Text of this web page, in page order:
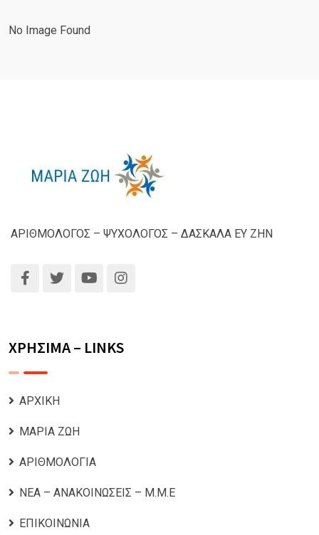
No Image Found
ΑΡΙΘΜΟΛΟΓΟΣ – ΨΥΧΟΛΟΓΟΣ – ΔΑΣΚΑΛΑ ΕΥ ΖΗΝ
ΧΡΗΣΙΜΑ – LINKS
ΑΡΧΙΚΗ
ΜΑΡΙΑ ΖΩΗ
ΑΡΙΘΜΟΛΟΓΙΑ
ΝΕΑ – ΑΝΑΚΟΙΝΩΣΕΙΣ – Μ.Μ.Ε
ΕΠΙΚΟΙΝΩΝΙΑ